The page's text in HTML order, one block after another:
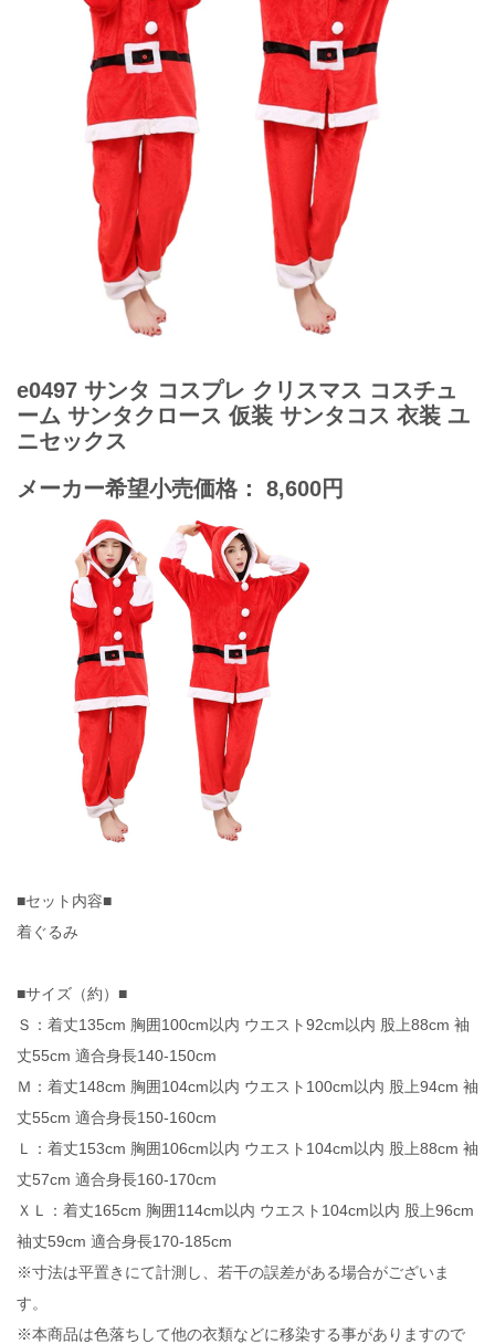
e0497 サンタ コスプレ クリスマス コスチュ
ーム サンタクロース 仮装 サンタコス 衣装 ユ
ニセックス
メーカー希望小売価格： 8,600円
■セット内容■
着ぐるみ
■サイズ（約）■
Ｓ：着丈135cm 胸囲100cm以内 ウエスト92cm以内 股上88cm 袖
丈55cm 適合身長140-150cm
Ｍ：着丈148cm 胸囲104cm以内 ウエスト100cm以内 股上94cm 袖
丈55cm 適合身長150-160cm
Ｌ：着丈153cm 胸囲106cm以内 ウエスト104cm以内 股上88cm 袖
丈57cm 適合身長160-170cm
ＸＬ：着丈165cm 胸囲114cm以内 ウエスト104cm以内 股上96cm
袖丈59cm 適合身長170-185cm
※寸法は平置きにて計測し、若干の誤差がある場合がございま
す。
※本商品は色落ちして他の衣類などに移染する事がありますので